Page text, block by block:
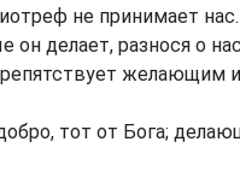
не принимает нас.
он делает, разнося о
желающим и
тот от Бога;